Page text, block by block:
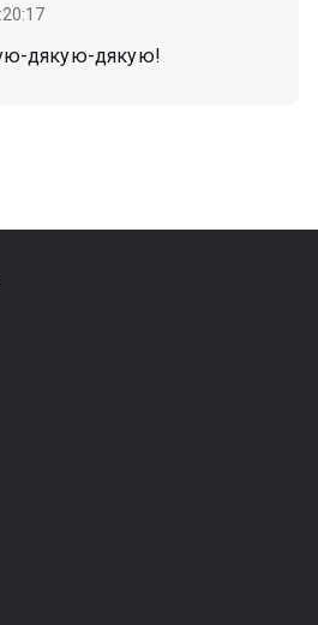
дякую-дякую!